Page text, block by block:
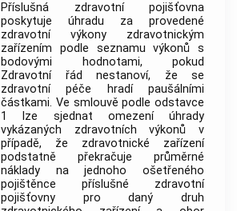
Příslušná zdravotní pojišťovna
poskytuje úhradu za provedené
zdravotní výkony zdravotnickým
zařízením podle seznamu výkonů s
bodovými hodnotami, pokud
Zdravotní řád nestanoví, že se
zdravotní péče hradí paušálními
částkami. Ve smlouvě podle odstavce
1 lze sjednat omezení úhrady
vykázaných zdravotních výkonů v
případě, že zdravotnické zařízení
podstatně překračuje průměrné
náklady na jednoho ošetřeného
pojištěnce příslušné zdravotní
pojišťovny pro daný druh